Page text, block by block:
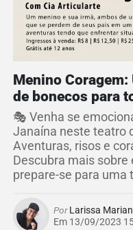
Menino
de bonecos para
🎭 Venha se
Janaína neste teatro
Aventuras, risos e
Descubra mais
prepare-se para uma
PorLarissa
Em 13/09/2023